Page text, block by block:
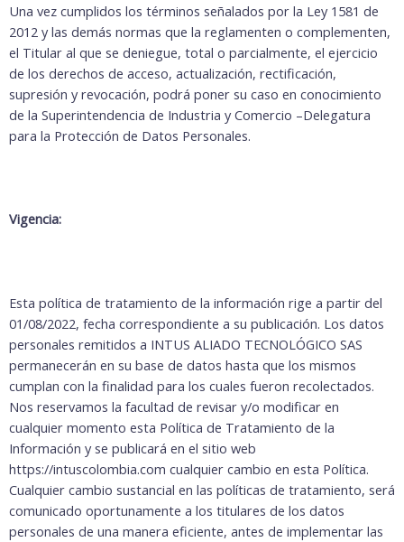
Una vez cumplidos los términos señalados por la Ley 1581 de
2012 y las demás normas que la reglamenten o complementen,
el Titular al que se deniegue, total o parcialmente, el ejercicio
de los derechos de acceso, actualización, rectificación,
supresión y revocación, podrá poner su caso en conocimiento
de la Superintendencia de Industria y Comercio –Delegatura
para la Protección de Datos Personales.
Vigencia:
Esta política de tratamiento de la información rige a partir del
01/08/2022, fecha correspondiente a su publicación. Los datos
personales remitidos a INTUS ALIADO TECNOLÓGICO SAS
permanecerán en su base de datos hasta que los mismos
cumplan con la finalidad para los cuales fueron recolectados.
Nos reservamos la facultad de revisar y/o modificar en
cualquier momento esta Política de Tratamiento de la
Información y se publicará en el sitio web
https://intuscolombia.com cualquier cambio en esta Política.
Cualquier cambio sustancial en las políticas de tratamiento, será
comunicado oportunamente a los titulares de los datos
personales de una manera eficiente, antes de implementar las